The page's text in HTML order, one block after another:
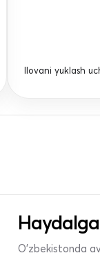
Ilovani yuklash
O'zbekistonda